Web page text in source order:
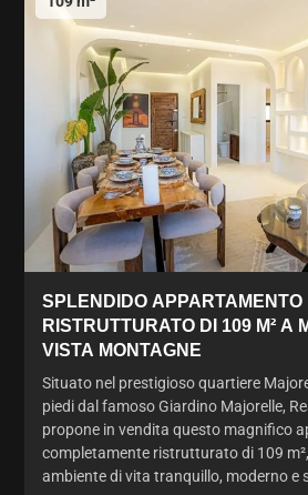
SPLENDIDO APPARTAMENTO
RISTRUTTURATO DI 109 M² A
VISTA MONTAGNE
Situato nel prestigioso quartiere
piedi dal famoso Giardino Majorelle,
propone in vendita questo magnifico
completamente ristrutturato di 109
ambiente di vita tranquillo, moderno e